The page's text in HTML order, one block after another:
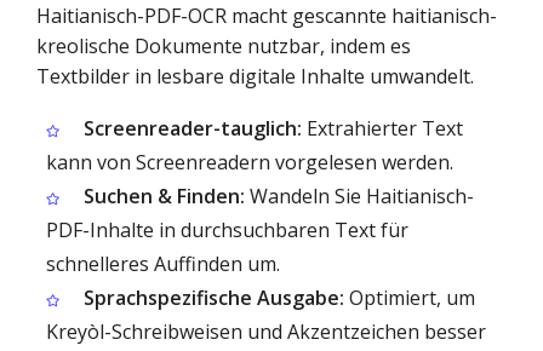
Haitianisch-PDF-OCR macht gescannte haitianisch-
kreolische Dokumente nutzbar, indem es
Textbilder in lesbare digitale Inhalte umwandelt.
Screenreader-tauglich: Extrahierter Text
kann von Screenreadern vorgelesen werden.
Suchen & Finden: Wandeln Sie Haitianisch-
PDF-Inhalte in durchsuchbaren Text für
schnelleres Auffinden um.
Sprachspezifische Ausgabe: Optimiert, um
Kreyòl-Schreibweisen und Akzentzeichen besser